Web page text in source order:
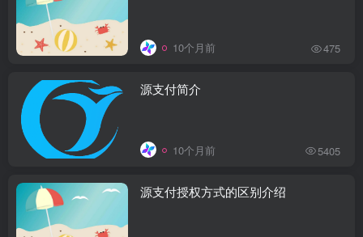
10个月前 475
源支付简介
10个月前 5405
源支付授权方式的区别介绍